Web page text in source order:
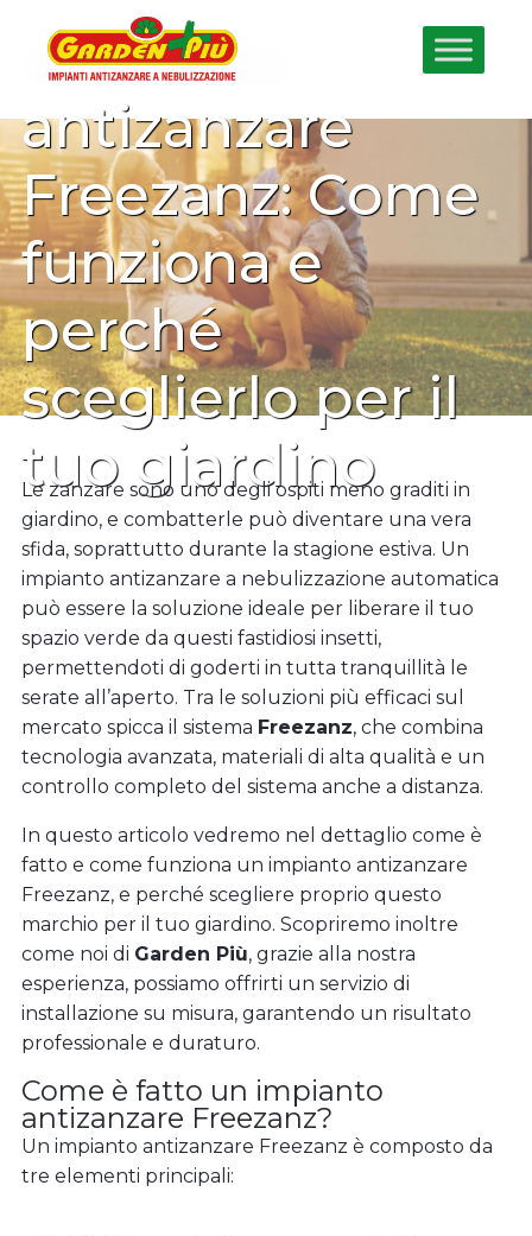
Impianto
antizanzare
Freezanz: Come
funziona e
perché
sceglierlo per il
tuo giardino
Le zanzare sono uno degli ospiti meno graditi in
giardino, e combatterle può diventare una vera
sfida, soprattutto durante la stagione estiva. Un
impianto antizanzare a nebulizzazione automatica
può essere la soluzione ideale per liberare il tuo
spazio verde da questi fastidiosi insetti,
permettendoti di goderti in tutta tranquillità le
serate all’aperto. Tra le soluzioni più efficaci sul
mercato spicca il sistema Freezanz, che combina
tecnologia avanzata, materiali di alta qualità e un
controllo completo del sistema anche a distanza.
In questo articolo vedremo nel dettaglio come è
fatto e come funziona un impianto antizanzare
Freezanz, e perché scegliere proprio questo
marchio per il tuo giardino. Scopriremo inoltre
come noi di Garden Più, grazie alla nostra
esperienza, possiamo offrirti un servizio di
installazione su misura, garantendo un risultato
professionale e duraturo.
Come è fatto un impianto
antizanzare Freezanz?
Un impianto antizanzare Freezanz è composto da
tre elementi principali: